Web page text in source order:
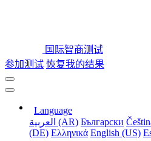
国际智商测试
参加测试 恢复我的结果
Language
العربية (AR) Български
(DE) Ελληνικά English (US)